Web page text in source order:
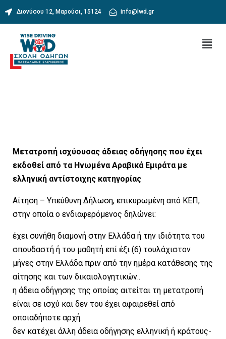
Διονύσου 12, Μαρούσι, 15124 info@lwd.gr
Μετατροπή ισχύουσας άδειας οδήγησης που έχει
εκδοθεί από τα Ηνωμένα Αραβικά Εμιράτα με
ελληνική αντίστοιχης κατηγορίας
Αίτηση – Υπεύθυνη Δήλωση, επικυρωμένη από ΚΕΠ,
στην οποία ο ενδιαφερόμενος δηλώνει:
έχει συνήθη διαμονή στην Ελλάδα ή την ιδιότητα του
σπουδαστή ή του μαθητή επί έξι (6) τουλάχιστον
μήνες στην Ελλάδα πριν από την ημέρα κατάθεσης της
αίτησης και των δικαιολογητικών..
η άδεια οδήγησης της οποίας αιτείται τη μετατροπή
είναι σε ισχύ και δεν του έχει αφαιρεθεί από
οποιαδήποτε αρχή.
δεν κατέχει άλλη άδεια οδήγησης ελληνική ή κράτους-